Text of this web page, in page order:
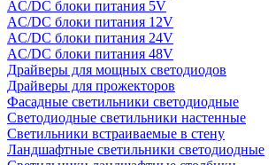
AC/DC блоки питания 5V
AC/DC блоки питания 12V
AC/DC блоки питания 24V
AC/DC блоки питания 48V
Драйверы для мощных светодиодов
Драйверы для прожекторов
Фасадные светильники светодиодные
Светодиодные светильники настенные
Светильники встраиваемые в стену
Ландшафтные светильники светодиодные